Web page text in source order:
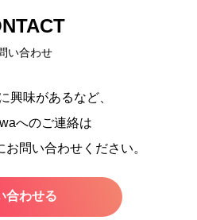
い合わせ
興味があるなど、
へのご連絡は
問い合わせください。
合わせる